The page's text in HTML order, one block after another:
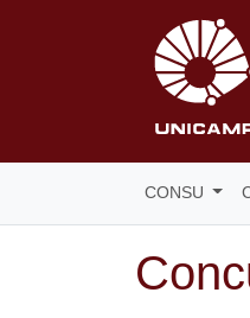
CONSU